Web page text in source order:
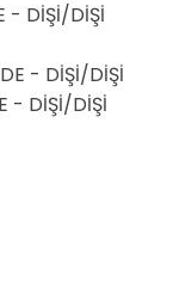
- DİŞİ/DİŞİ
- DİŞİ/DİŞİ
- DİŞİ/DİŞİ